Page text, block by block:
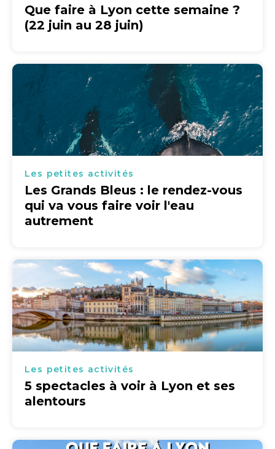
Que faire à Lyon cette semaine ?
(22 juin au 28 juin)
Les petites activités
Les Grands Bleus : le rendez-vous
qui va vous faire voir l'eau
autrement
Les petites activités
5 spectacles à voir à Lyon et ses
alentours